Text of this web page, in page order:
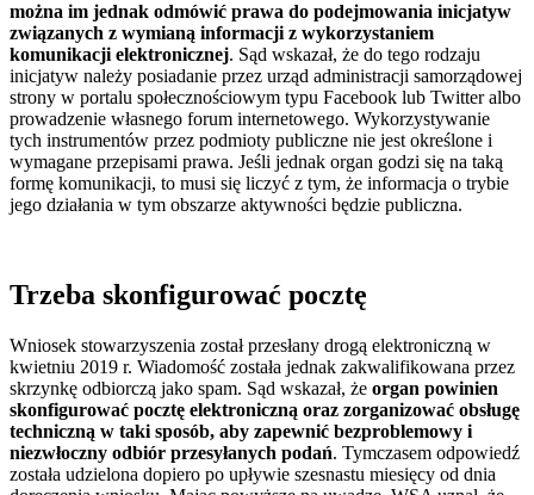
można im jednak odmówić prawa do podejmowania inicjatyw
związanych z wymianą informacji z wykorzystaniem
komunikacji elektronicznej. Sąd wskazał, że do tego rodzaju
inicjatyw należy posiadanie przez urząd administracji samorządowej
strony w portalu społecznościowym typu Facebook lub Twitter albo
prowadzenie własnego forum internetowego. Wykorzystywanie
tych instrumentów przez podmioty publiczne nie jest określone i
wymagane przepisami prawa. Jeśli jednak organ godzi się na taką
formę komunikacji, to musi się liczyć z tym, że informacja o trybie
jego działania w tym obszarze aktywności będzie publiczna.
Trzeba skonfigurować pocztę
Wniosek stowarzyszenia został przesłany drogą elektroniczną w
kwietniu 2019 r. Wiadomość została jednak zakwalifikowana przez
skrzynkę odbiorczą jako spam. Sąd wskazał, że organ powinien
skonfigurować pocztę elektroniczną oraz zorganizować obsługę
techniczną w taki sposób, aby zapewnić bezproblemowy i
niezwłoczny odbiór przesyłanych podań. Tymczasem odpowiedź
została udzielona dopiero po upływie szesnastu miesięcy od dnia